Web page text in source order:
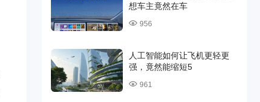
想车主竟然在车
956
人工智能如何让飞机更轻更
强，竟然能缩短5
961